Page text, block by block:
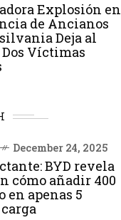
Explosión en
de Ancianos
Deja al
Víctimas
December 24, 2025
BYD revela
cómo añadir 400
en apenas 5